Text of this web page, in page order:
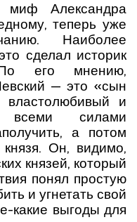
Александра
теперь уже
Наиболее
сделал историк
его мнению,
— это «сын
властолюбивый и
всеми силами
а потом
князя. Он, видимо,
князей, который
понял простую
и угнетать свой
какие выгоды для